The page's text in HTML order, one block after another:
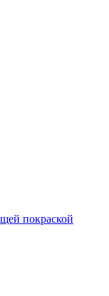
покраской